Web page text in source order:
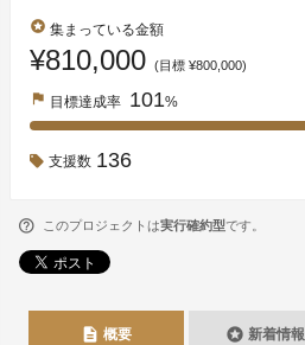
stars 集まっている金額
¥810,000 (目標 ¥800,000)
flag 目標達成率 101%
支援数 136
このプロジェクトは実行確約型です。
description 概要 stars 新着情報